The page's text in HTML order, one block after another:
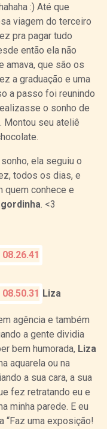
:) Até que
viagem do terceiro
pra pagar tudo
então ela não
amava, que são os
a graduação e uma
a passo foi reunindo
o sonho de
. Montou seu ateliê
ela seguiu o
todos os dias, e
quem conhece e
. <3
Liza
agência e também
a gente dividia
bem humorada, Liza
aquarela ou na
a sua cara, a sua
fez retratando eu e
minha parede. E eu
uma exposição!